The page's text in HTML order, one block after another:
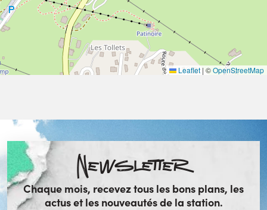
Leaflet | ©OpenStreetMap
Newsletter
Chaque mois, recevez tous les bons plans, les
actus et les nouveautés de la station.